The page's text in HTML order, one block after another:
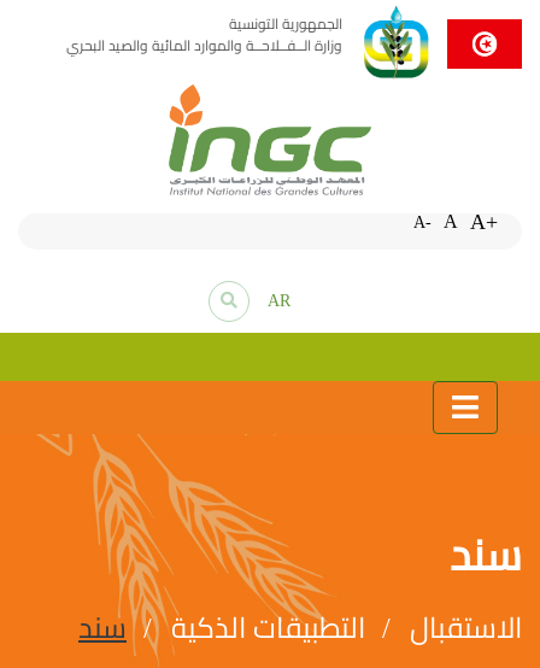
الجمهورية التونسية
وزارة الــفــلاحــة والموارد المائية والصيد البحري
A- A A+
AR
سند
الاستقبال التطبيقات الذكية سند